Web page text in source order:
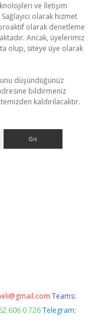
ve İletişim
olarak hizmet
olarak denetleme
Ancak, üyelerimiz
olup, siteye üye olarak
düşündüğünüz
bildirmeniz
kaldırılacaktır.
Teams:
606 0 726 Telegram: